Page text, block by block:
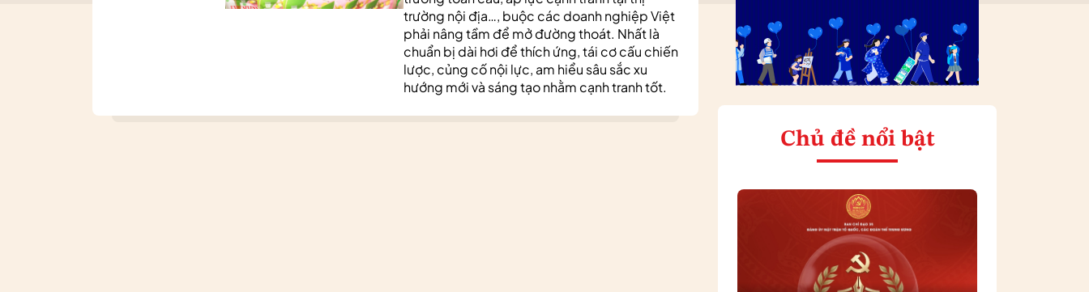
trường nội địa…, buộc các doanh nghiệp Việt
phải nâng tầm để mở đường thoát. Nhất là
chuẩn bị dài hơi để thích ứng, tái cơ cấu chiến
lược, củng cố nội lực, am hiểu sâu sắc xu
hướng mới và sáng tạo nhằm cạnh tranh tốt.
Chủ đề nổi bật